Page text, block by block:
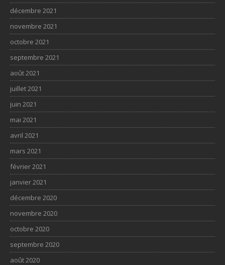
décembre 2021
novembre 2021
octobre 2021
septembre 2021
août 2021
juillet 2021
juin 2021
mai 2021
avril 2021
mars 2021
février 2021
janvier 2021
décembre 2020
novembre 2020
octobre 2020
septembre 2020
août 2020